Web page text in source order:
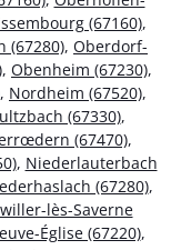
(67160),
(67280), Oberdorf-
, Obenheim (67230),
, Nordheim (67520),
(67330),
(67470),
, Niederlauterbach
(67280),
lès-Saverne
Église (67220),